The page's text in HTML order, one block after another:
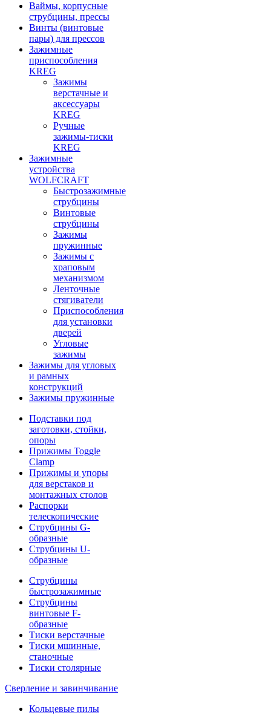
Ваймы, корпусные
струбцины, прессы
Винты (винтовые
пары) для прессов
Зажимные
приспособления
KREG
Зажимы
верстачные и
аксессуары
KREG
Ручные
зажимы-тиски
KREG
Зажимные
устройства
WOLFCRAFT
Быстрозажимные
струбцины
Винтовые
струбцины
Зажимы
пружинные
Зажимы с
храповым
механизмом
Ленточные
стягиватели
Приспособления
для установки
дверей
Угловые
зажимы
Зажимы для угловых
и рамных
конструкций
Зажимы пружинные
Подставки под
заготовки, стойки,
опоры
Прижимы Toggle
Clamp
Прижимы и упоры
для верстаков и
монтажных столов
Распорки
телескопические
Струбцины G-
образные
Струбцины U-
образные
Струбцины
быстрозажимные
Струбцины
винтовые F-
образные
Тиски верстачные
Тиски мшинные,
станочные
Тиски столярные
Сверление и завинчивание
Кольцевые пилы